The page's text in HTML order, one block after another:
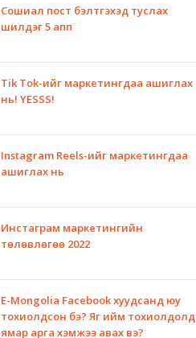
Сошиал пост бэлтгэхэд туслах
шилдэг 5 апп
Tik Tok-ийг маркетингдаа ашиглах
нь! YESSS!
Instagram Reels-ийг маркетингдаа
ашиглах нь
Инстаграм маркетингийн
төлөвлөгөө 2022
E-Mongolia Facebook хуудсанд юу
тохиолдсон бэ? Яг ийм тохиолдолд
ямар арга хэмжээ авах вэ?